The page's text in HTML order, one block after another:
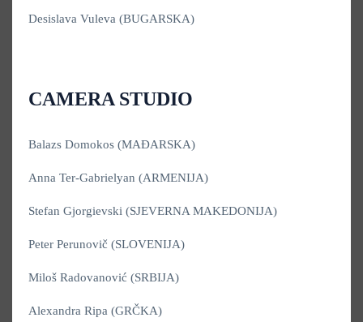
Desislava Vuleva (BUGARSKA)
CAMERA STUDIO
Balazs Domokos (MAĐARSKA)
Anna Ter-Gabrielyan (ARMENIJA)
Stefan Gjorgievski (SJEVERNA MAKEDONIJA)
Peter Perunovič (SLOVENIJA)
Miloš Radovanović (SRBIJA)
Alexandra Ripa (GRČKA)